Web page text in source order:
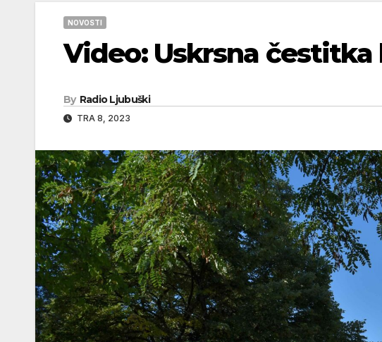
NOVOSTI
Video: Uskrsna
By Radio Ljubuški
TRA 8, 2023